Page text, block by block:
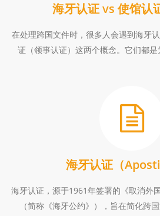
海牙认证 vs 使馆认
在处理跨国文件时，很多人会遇到海牙
证（领事认证）这两个概念。它们都
海牙认证（
海牙认证，源于1961年签署的《取消外
（简称《海牙公约》），旨在简化跨